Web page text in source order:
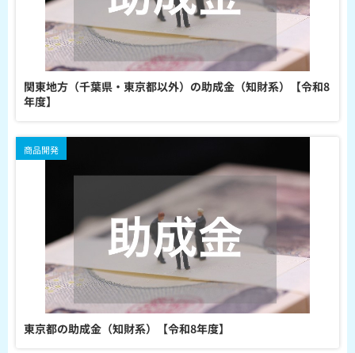
関東地方（千葉県・東京都以外）の助成金（知財系）【令和8
年度】
東京都の助成金（知財系）【令和8年度】
商品開発